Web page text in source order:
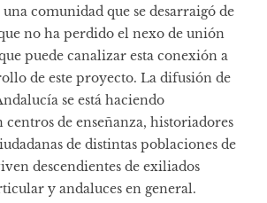
comunidad que se desarraigó de
no ha perdido el nexo de unión
puede canalizar esta conexión a
de este proyecto. La difusión de
se está haciendo
centros de enseñanza, historiadores
de distintas poblaciones de
descendientes de exiliados
y andaluces en general.